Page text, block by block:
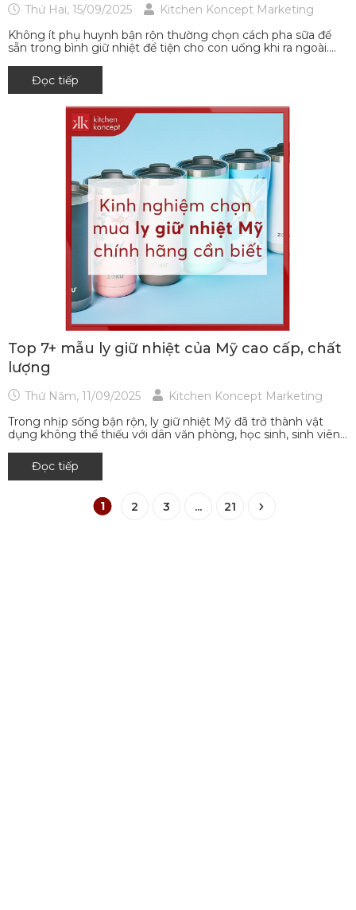
Thứ Hai, 15/09/2025
Kitchen Koncept Marketing
Không ít phụ huynh bận rộn thường chọn cách pha sữa để
sẵn trong bình giữ nhiệt để tiện cho con uống khi ra ngoài....
Đọc tiếp
Top 7+ mẫu ly giữ nhiệt của Mỹ cao cấp, chất
lượng
Thứ Năm, 11/09/2025
Kitchen Koncept Marketing
Trong nhịp sống bận rộn, ly giữ nhiệt Mỹ đã trở thành vật
dụng không thể thiếu với dân văn phòng, học sinh, sinh viên...
Đọc tiếp
1 2 3 ... 21